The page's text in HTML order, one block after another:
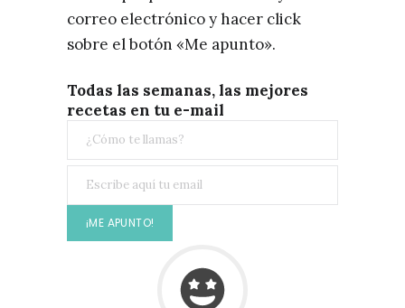
correo electrónico y hacer click
sobre el botón «Me apunto».
Todas las semanas, las mejores
recetas en tu e-mail